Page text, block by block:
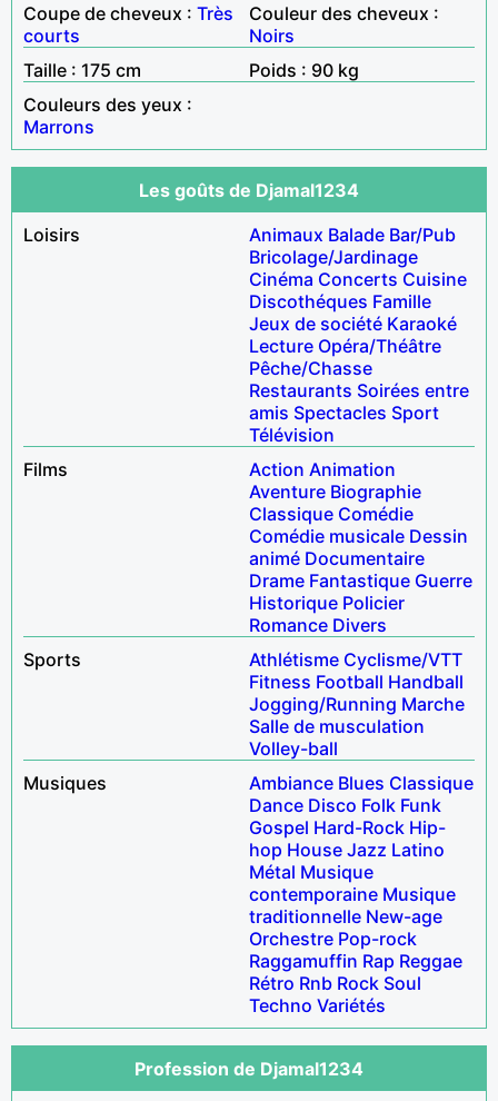
Coupe de cheveux : Très
courts
Couleur des cheveux :
Noirs
Taille : 175 cm
Poids : 90 kg
Couleurs des yeux :
Marrons
Les goûts de Djamal1234
Loisirs
Animaux Balade Bar/Pub
Bricolage/Jardinage
Cinéma Concerts Cuisine
Discothéques Famille
Jeux de société Karaoké
Lecture Opéra/Théâtre
Pêche/Chasse
Restaurants Soirées entre
amis Spectacles Sport
Télévision
Films
Action Animation
Aventure Biographie
Classique Comédie
Comédie musicale Dessin
animé Documentaire
Drame Fantastique Guerre
Historique Policier
Romance Divers
Sports
Athlétisme Cyclisme/VTT
Fitness Football Handball
Jogging/Running Marche
Salle de musculation
Volley-ball
Musiques
Ambiance Blues Classique
Dance Disco Folk Funk
Gospel Hard-Rock Hip-
hop House Jazz Latino
Métal Musique
contemporaine Musique
traditionnelle New-age
Orchestre Pop-rock
Raggamuffin Rap Reggae
Rétro Rnb Rock Soul
Techno Variétés
Profession de Djamal1234